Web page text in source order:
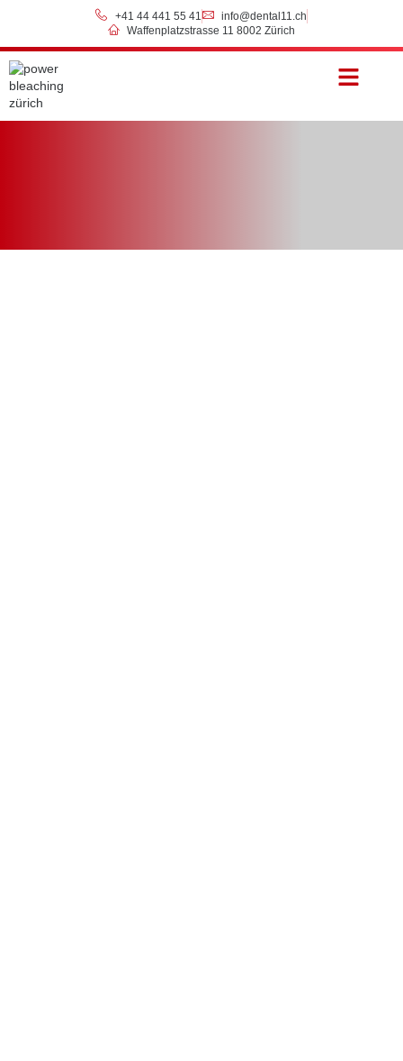
+41 44 441 55 41
info@dental11.ch
Waffenplatzstrasse 11 8002 Zürich